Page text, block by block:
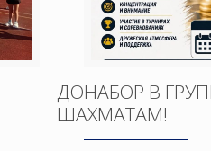
ДОНАБОР В
ШАХМАТАМ!